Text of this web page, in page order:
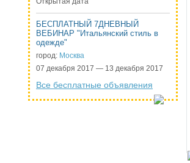
БЕСПЛАТНЫЙ 7ДНЕВНЫЙ
ВЕБИНАР "Итальянский стиль в
одежде"
город: Москва
07 декабря 2017 — 13 декабря 2017
Все бесплатные объявления